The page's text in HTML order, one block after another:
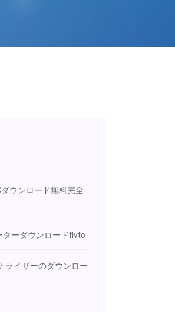
ウンロード無料完全
ーダウンロードflvto
ライザーのダウンロー